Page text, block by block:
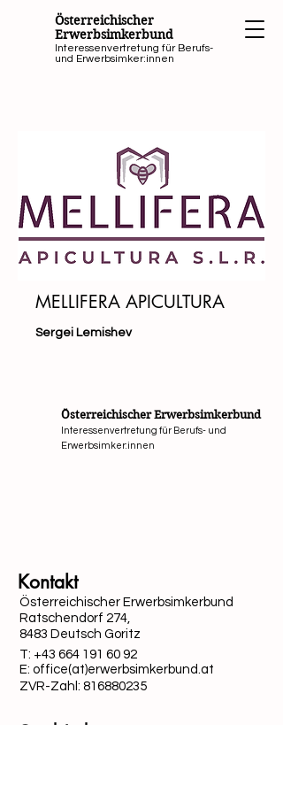
Österreichischer
Erwerbsimkerbund
Interessenvertretung für Berufs-
und Erwerbsimker:innen
MELLIFERA APICULTURA
Sergei Lemishev
Österreichischer Erwerbsimkerbund
Interessenvertretung für Berufs- und
Erwerbsimker:innen
Kontakt
Österreichischer Erwerbsimkerbund
Ratschendorf 274,
8483 Deutsch Goritz
T: +43 664 191 60 92
E: office(at)erwerbsimkerbund.at
ZVR-Zahl: 816880235
Quick-Links